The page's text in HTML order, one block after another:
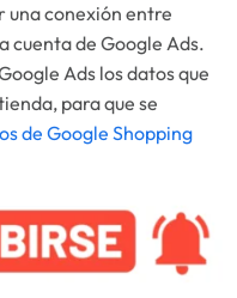
una conexión entre
cuenta de Google Ads.
Ads los datos que
para que se
de Google Shopping